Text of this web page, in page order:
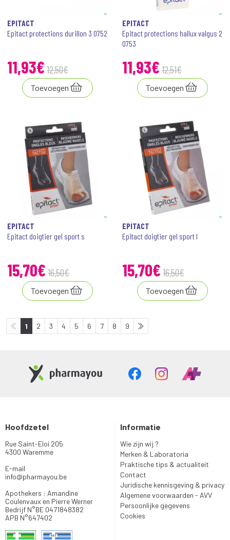
EPITACT
Epitact protections durillon 3 0752
11,93€ 12,50€
Toevoegen
EPITACT
Epitact protections hallux valgus 2
0753
11,93€ 12,51€
Toevoegen
EPITACT
Epitact doigtier gel sport s
15,70€ 16,50€
Toevoegen
EPITACT
Epitact doigtier gel sport l
15,70€ 16,50€
Toevoegen
1 2 3 4 5 6 7 8 9
Hoofdzetel
Rue Saint-Eloi 205
4300 Waremme
E-mail
info@pharmayou.be
Apothekers : Amandine
Coulenvaux en Pierre Werner
Bedrijf N°BE 0471848382
APB N°647402
Informatie
Wie zijn wij ?
Merken & Laboratoria
Praktische tips & actualiteit
Contact
Juridische kennisgeving & privacy
Algemene voorwaarden - AVV
Persoonlijke gegevens
Cookies